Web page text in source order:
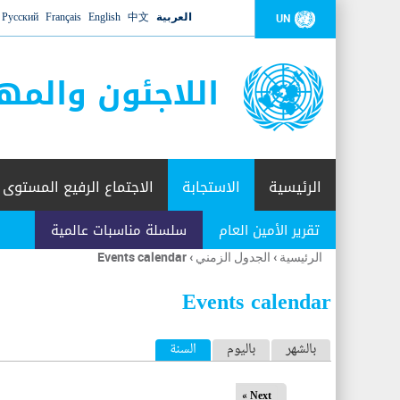
UN العربية 中文
English
Français
Русский
اللاجئون
الرئيسية الاستجابة
تقرير الأمين العام سلسلة مناسبات عالمية
الاجتماع الرفيع المستوى
أنت
هنا
الرئيسية › الجدول الزمني ›
Events calendar
Events calendar
ا بالشهر باليوم السنة (علامة التبويب النشطة)